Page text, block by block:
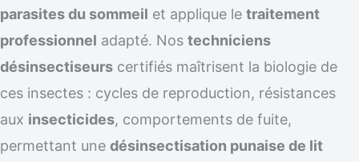
parasites du sommeil et applique le traitement
professionnel adapté. Nos techniciens
désinsectiseurs certifiés maîtrisent la biologie de
ces insectes : cycles de reproduction, résistances
aux insecticides, comportements de fuite,
permettant une désinsectisation punaise de lit